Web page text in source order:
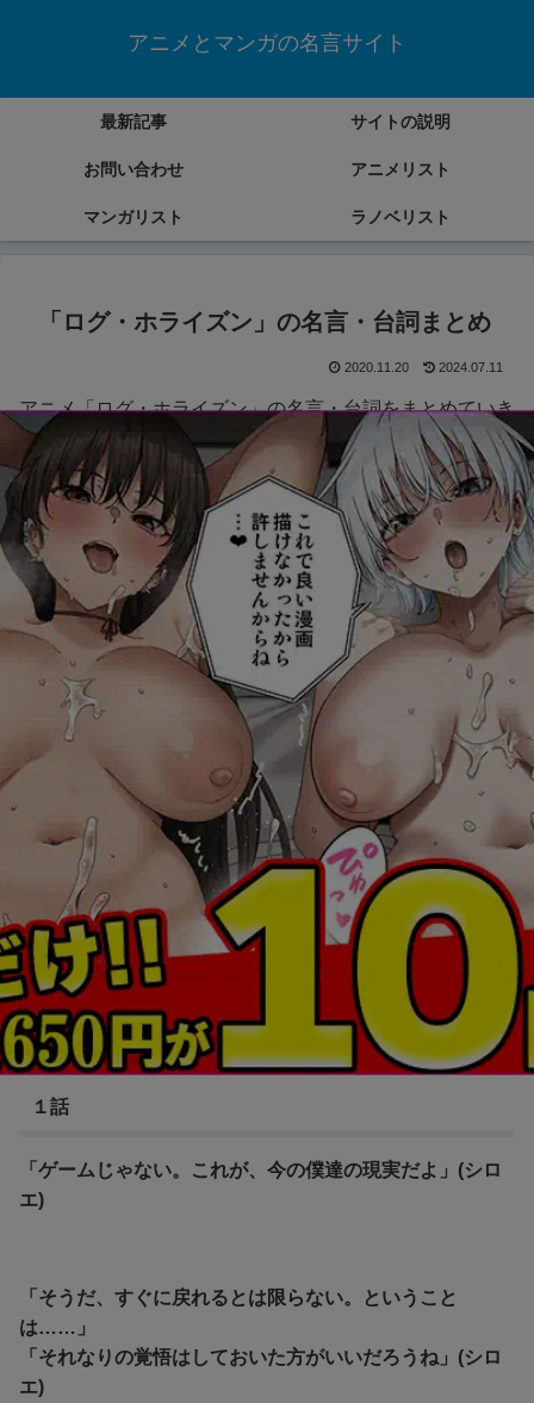
アニメとマンガの名言サイト
最新記事 サイトの説明
お問い合わせ アニメリスト
マンガリスト ラノベリスト
「ログ・ホライズン」の名言・台詞まとめ
2020.11.20 2024.07.11
アニメ「ログ・ホライズン」の名言・台詞をまとめていき
ます。
ログ・ホライズン
１話
「ゲームじゃない。これが、今の僕達の現実だよ」(シロ
エ)
「そうだ、すぐに戻れるとは限らない。ということ
は……」
「それなりの覚悟はしておいた方がいいだろうね」(シロ
エ)